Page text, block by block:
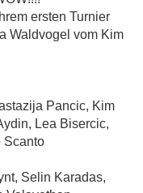
ersten Turnier
Waldvogel vom Kim
Pancic, Kim
Lea Bisercic,
Scanto
Selin Karadas,